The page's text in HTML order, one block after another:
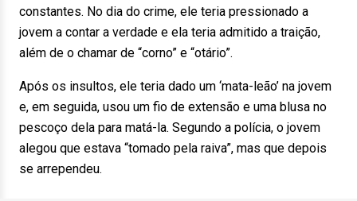
constantes. No dia do crime, ele teria pressionado a
jovem a contar a verdade e ela teria admitido a traição,
além de o chamar de “corno” e “otário”.
Após os insultos, ele teria dado um ‘mata-leão’ na jovem
e, em seguida, usou um fio de extensão e uma blusa no
pescoço dela para matá-la. Segundo a polícia, o jovem
alegou que estava “tomado pela raiva”, mas que depois
se arrependeu.